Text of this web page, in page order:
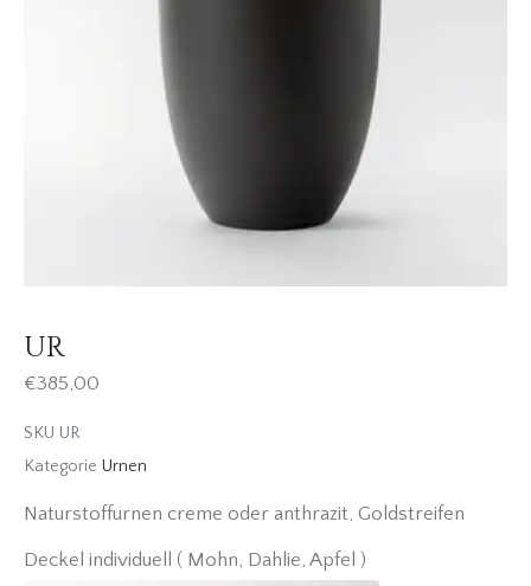
UR
€385,00
SKU UR
Kategorie Urnen
Naturstoffurnen creme oder anthrazit, Goldstreifen
Deckel individuell ( Mohn, Dahlie, Apfel )